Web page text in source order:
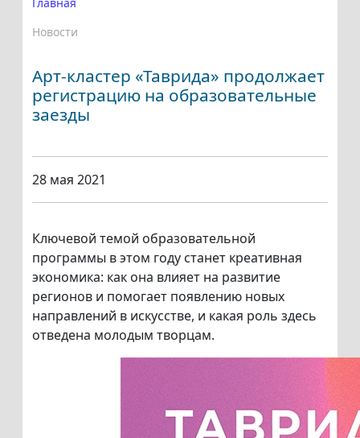
Новости
Арт-кластер «Таврида» продолжает
регистрацию на образовательные
заезды
28 мая 2021
Ключевой темой образовательной
программы в этом году станет креативная
экономика: как она влияет на развитие
регионов и помогает появлению новых
направлений в искусстве, и какая роль здесь
отведена молодым творцам.